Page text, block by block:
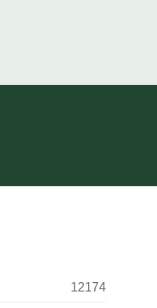
12174